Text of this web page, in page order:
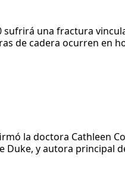
sufrirá una fractura
de cadera ocurren en
la doctora Cathleen
Duke, y autora principal